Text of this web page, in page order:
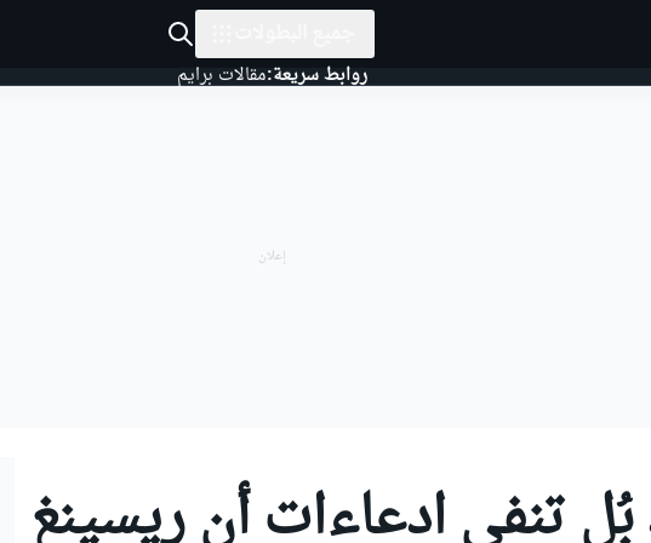
روابط سريعة:مقالات برايم
تنفي ادعاءات أن ريسينغ